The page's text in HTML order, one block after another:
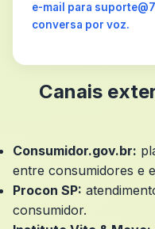
e-mail para
conversa por voz.
Canais
Consumidor.gov.br:
entre consumidores e
Procon SP:
consumidor.